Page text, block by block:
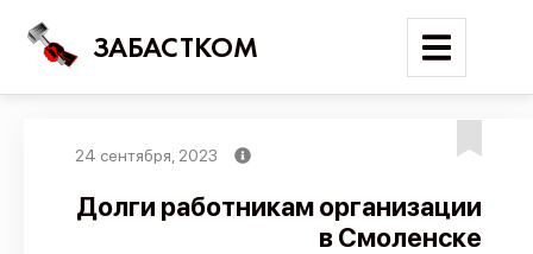
ЗАБАСТКОМ
24 сентября, 2023
Долги работникам организации
в Смоленске